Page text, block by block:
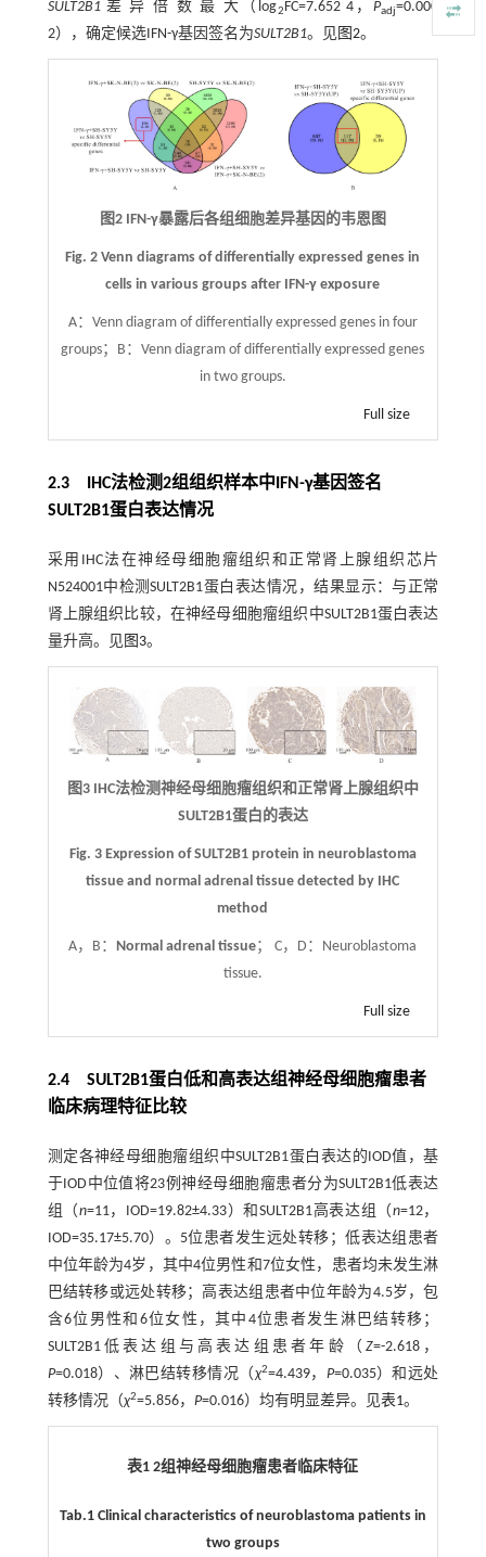
SULT2B1差 异 倍 数 最 大（log2FC=7.652 4，Padj=0.000
2），确定候选IFN-γ基因签名为SULT2B1。见图2。
图2 IFN-γ暴露后各组细胞差异基因的韦恩图
Fig. 2 Venn diagrams of differentially expressed genes in
cells in various groups after IFN-γ exposure
A：Venn diagram of differentially expressed genes in four
groups；B：Venn diagram of differentially expressed genes
in two groups.
Full size
2.3 IHC法检测2组组织样本中IFN-γ基因签名
SULT2B1蛋白表达情况
采用IHC法在神经母细胞瘤组织和正常肾上腺组织芯片
N524001中检测SULT2B1蛋白表达情况，结果显示：与正常
肾上腺组织比较，在神经母细胞瘤组织中SULT2B1蛋白表达
量升高。见图3。
图3 IHC法检测神经母细胞瘤组织和正常肾上腺组织中
SULT2B1蛋白的表达
Fig. 3 Expression of SULT2B1 protein in neuroblastoma
tissue and normal adrenal tissue detected by IHC
method
A，B：Normal adrenal tissue； C，D：Neuroblastoma
tissue.
Full size
2.4 SULT2B1蛋白低和高表达组神经母细胞瘤患者
临床病理特征比较
测定各神经母细胞瘤组织中SULT2B1蛋白表达的IOD值，基
于IOD中位值将23例神经母细胞瘤患者分为SULT2B1低表达
组（n=11，IOD=19.82±4.33）和SULT2B1高表达组（n=12，
IOD=35.17±5.70）。5位患者发生远处转移；低表达组患者
中位年龄为4岁，其中4位男性和7位女性，患者均未发生淋
巴结转移或远处转移；高表达组患者中位年龄为4.5岁，包
含6位男性和6位女性，其中4位患者发生淋巴结转移；
SULT2B1低表达组与高表达组患者年龄（Z=-2.618，
P=0.018）、淋巴结转移情况（χ2=4.439， P=0.035）和远处
转移情况（χ2=5.856， P=0.016）均有明显差异。见表1。
表1 2组神经母细胞瘤患者临床特征
Tab.1 Clinical characteristics of neuroblastoma patients in
two groups